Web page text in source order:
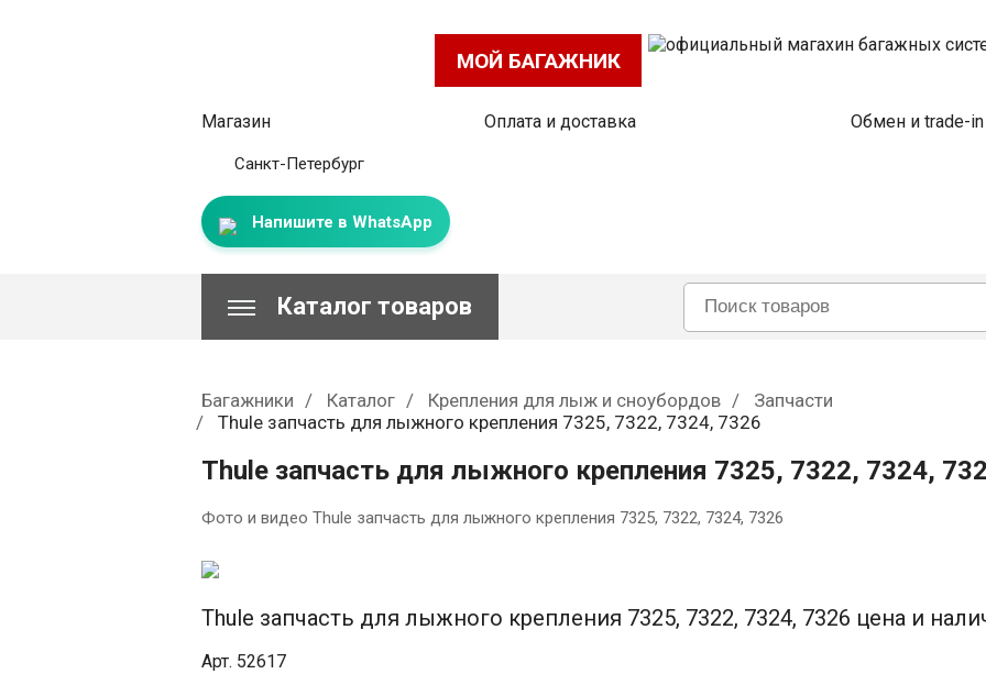
МОЙ БАГАЖНИК
Магазин Оплата и доставка Обмен и trade-in
Санкт-Петербург
Напишите в WhatsApp
Каталог товаров
Багажники Каталог Крепления для лыж и сноубордов
Запчасти
Thule запчасть для лыжного крепления 7325, 7322, 7324, 7326
Thule запчасть для лыжного крепления 7325, 7322, 7324,
Фото и видео Thule запчасть для лыжного крепления 7325, 7322, 7324, 7326
Thule запчасть для лыжного крепления 7325, 7322, 7324, 7326 цена и
Арт. 52617